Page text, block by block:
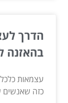
הדרך
בהאזנה
עצמאות
כזה שאנשים